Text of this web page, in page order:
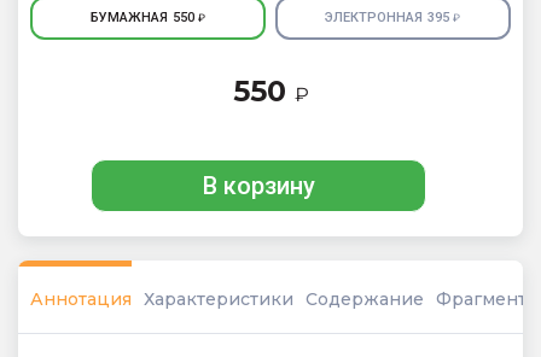
БУМАЖНАЯ 550 ₽ ЭЛЕКТРОННАЯ 395₽
550 ₽
В корзину
Аннотация Характеристики Содержание Фрагмент